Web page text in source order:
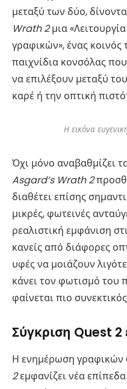
μεταξύ των δύο,
Wrath 2μια
γραφικών», ένας
παιχνίδια κονσόλας
να επιλέξουν μεταξύ
καρέ ή την οπτική
Η εικόνα
Όχι μόνο αναβαθμίζει
Asgard’s Wrath 2
διαθέτει επίσης
μικρές, φωτεινές
ρεαλιστική εμφάνιση
κανείς από διάφορες
υφές να μοιάζουν
κάνει τον φωτισμό του
φαίνεται πιο
Σύγκριση Quest
Η ενημέρωση γραφικών
2εμφανίζει νέα